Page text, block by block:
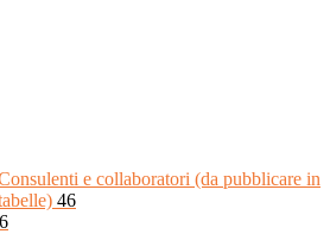
e collaboratori (da pubblicare in
46